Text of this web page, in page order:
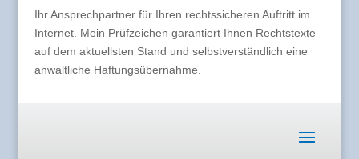
Ihr Ansprechpartner für Ihren rechtssicheren Auftritt im
Internet. Mein Prüfzeichen garantiert Ihnen Rechtstexte
auf dem aktuellsten Stand und selbstverständlich eine
anwaltliche Haftungsübernahme.